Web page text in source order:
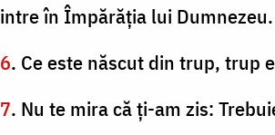
intre în Împărăţia lui Dumnezeu.
6. Ce este născut din trup, trup
7. Nu te mira că ţi-am zis: